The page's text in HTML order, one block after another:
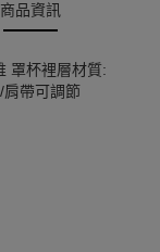
商品資訊
罩杯裡層材質:
帶可調節